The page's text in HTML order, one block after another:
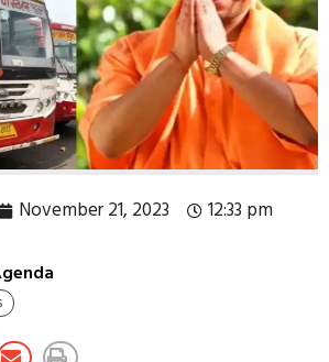
November 21, 2023 12:33 pm